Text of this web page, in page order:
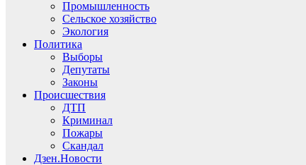
Промышленность
Сельское хозяйство
Экология
Политика
Выборы
Депутаты
Законы
Происшествия
ДТП
Криминал
Пожары
Скандал
Дзен.Новости